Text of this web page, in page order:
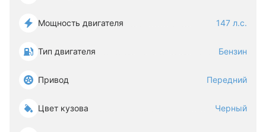
Мощность двигателя 147 л.с.
Тип двигателя Бензин
Привод Передний
Цвет кузова Черный